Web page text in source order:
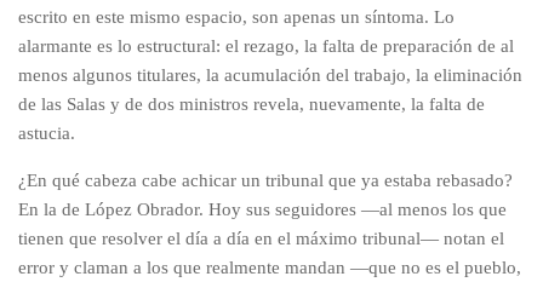
escrito en este mismo espacio, son apenas un síntoma. Lo
alarmante es lo estructural: el rezago, la falta de preparación de al
menos algunos titulares, la acumulación del trabajo, la eliminación
de las Salas y de dos ministros revela, nuevamente, la falta de
astucia.
¿En qué cabeza cabe achicar un tribunal que ya estaba rebasado?
En la de López Obrador. Hoy sus seguidores —al menos los que
tienen que resolver el día a día en el máximo tribunal— notan el
error y claman a los que realmente mandan —que no es el pueblo,